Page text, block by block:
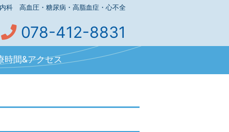
科 高血圧・糖尿病・高脂血症・心不全
078-412-8831
時間&アクセス